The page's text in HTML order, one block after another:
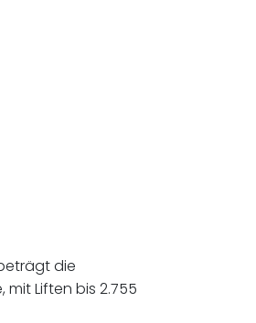
die
Liften bis 2.755